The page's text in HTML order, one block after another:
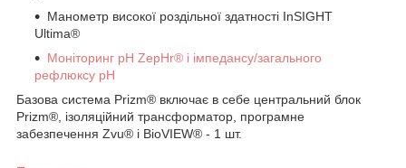
Манометр високої роздільної здатності InSIGHT
Ultima®
Моніторинг рН ZepHr® і імпедансу/загального
рефлюксу рН
Базова система Prizm® включає в себе центральний блок
Prizm®, ізоляційний трансформатор, програмне
забезпечення Zvu® і BioVIEW® - 1 шт.